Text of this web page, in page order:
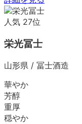
人気 27位
栄光冨士
山形県 / 冨士酒造
華やか
芳醇
重厚
穏やか